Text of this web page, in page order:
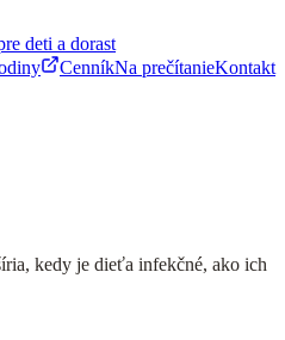
deti a dorast
CenníkNa prečítanieKontakt
kedy je dieťa infekčné, ako ich